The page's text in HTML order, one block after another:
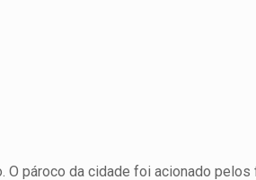
pároco da cidade foi acionado pelos